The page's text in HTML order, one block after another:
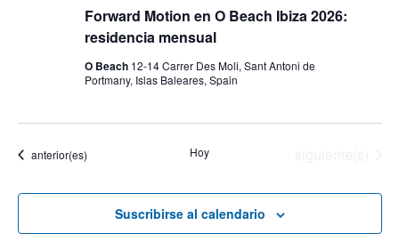
Forward Motion en O Beach Ibiza 2026:
residencia mensual
O Beach 12-14 Carrer Des Moli, Sant Antoni de
Portmany, Islas Baleares, Spain
Eventos
anterior(es) Hoy
Suscribirse al calendario